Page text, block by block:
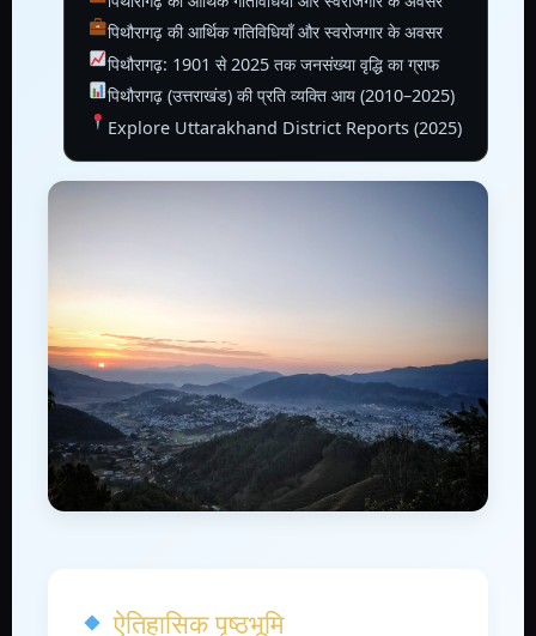
पिथौरागढ़ की आर्थिक गतिविधियाँ और स्वरोजगार के अवसर
पिथौरागढ़: 1901 से 2025 तक जनसंख्या वृद्धि का ग्राफ
पिथौरागढ़ (उत्तराखंड) की प्रति व्यक्ति आय (2010–2025)
Explore Uttarakhand District Reports (2025)
ऐतिहासिक पृष्ठभूमि